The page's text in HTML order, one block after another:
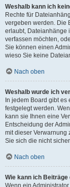
Weshalb kann ich
Rechte für
vergeben werden. Die
erlaubt, Dateianhänge
verfassen möchten,
Sie können einen
wieso Sie keine
Nach oben
Weshalb wurde ich
In jedem Board gibt
festgelegt werden.
kann sie Ihnen eine
Entscheidung der
mit dieser Verwarnung
Sie sich die nicht
Nach oben
Wie kann ich
Wenn ein